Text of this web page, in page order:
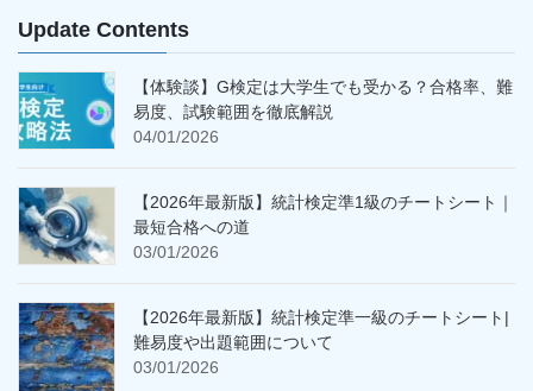
Update Contents
【体験談】G検定は大学生でも受かる？合格率、難
易度、試験範囲を徹底解説
04/01/2026
【2026年最新版】統計検定準1級のチートシート｜
最短合格への道
03/01/2026
【2026年最新版】統計検定準一級のチートシート|
難易度や出題範囲について
03/01/2026